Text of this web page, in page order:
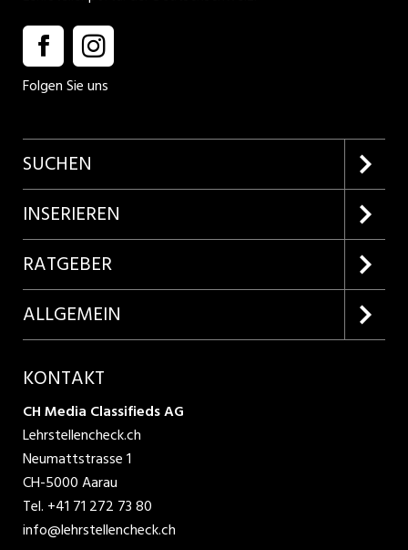
Folgen Sie uns
SUCHEN
Firmenprofile entdecken
Lehrstellen suchen
INSERIEREN
Kundenlogin
Inserieren
Produkte
RATGEBER
Lehrberufe entdecken
ALLGEMEIN
AGB
Datenschutzbestimmungen
Nutzungsbedingungen
Impressum
KONTAKT
CH Media Classifieds AG
Lehrstellencheck.ch
Neumattstrasse 1
CH-5000 Aarau
Tel. +41 71 272 73 80
info@lehrstellencheck.ch